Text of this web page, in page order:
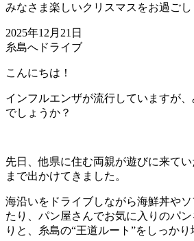
みなさま楽しいクリスマスをお過ごし
2025年12月21日
糸島へドライブ
こんにちは！
インフルエンザが流行していますが
でしょうか？
先日、他県に住む両親が遊びに来て
まで出かけてきました。
海沿いをドライブしながら海鮮丼や
たり、パン屋さんでお気に入りのパ
りと、糸島の“王道ルート”をしっか